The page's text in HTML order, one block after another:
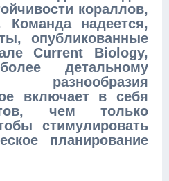
кораллов,
надеется,
опубликованные
Current Biology,
детальному
разнообразия
включает в себя
чем только
стимулировать
планирование